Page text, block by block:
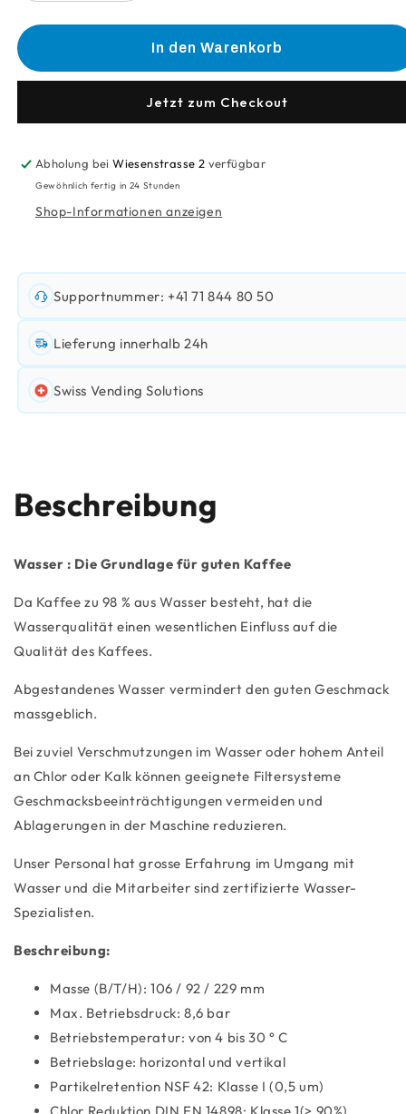
die
Menge
C1000
Cu
die
Menge
C1000
Cu
In den Warenkorb
Jetzt zum Checkout
Abholung beiWiesenstrasse 2 verfügbar
Gewöhnlich fertig in 24 Stunden
Shop-Informationen anzeigen
Supportnummer: +41 71 844 80 50
Lieferung innerhalb 24h
Swiss Vending Solutions
Beschreibung
Wasser : Die Grundlage für guten Kaffee
Da Kaffee zu 98 % aus Wasser besteht, hat die
Wasserqualität einen wesentlichen Einfluss auf die
Qualität des Kaffees.
Abgestandenes Wasser vermindert den guten Geschmack
massgeblich.
Bei zuviel Verschmutzungen im Wasser oder hohem Anteil
an Chlor oder Kalk können geeignete Filtersysteme
Geschmacksbeeinträchtigungen vermeiden und
Ablagerungen in der Maschine reduzieren.
Unser Personal hat grosse Erfahrung im Umgang mit
Wasser und die Mitarbeiter sind zertifizierte Wasser-
Spezialisten.
Beschreibung:
Masse (B/T/H): 106 / 92 / 229 mm
Max. Betriebsdruck: 8,6 bar
Betriebstemperatur: von 4 bis 30 ° C
Betriebslage: horizontal und vertikal
Partikelretention NSF 42: Klasse I (0,5 um)